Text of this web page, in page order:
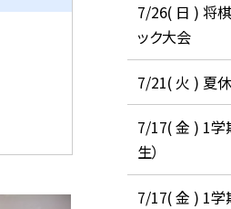
7/26( 日 ) 将
ック大会
7/21( 火 ) 夏
7/17( 金 ) 1学
生）
7/17( 金 ) 1学